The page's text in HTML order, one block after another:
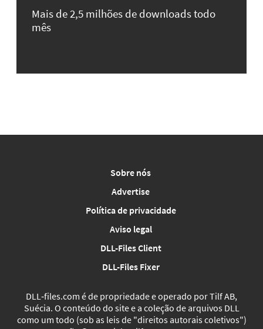
Mais de 2,5 milhões de downloads todo
mês
Sobre nós
Advertise
Política de privacidade
Aviso legal
DLL-Files Client
DLL-Files Fixer
DLL‑files.com é de propriedade e operado por Tilf AB,
Suécia. O conteúdo do site e a coleção de arquivos DLL
como um todo (sob as leis de "direitos autorais coletivos")